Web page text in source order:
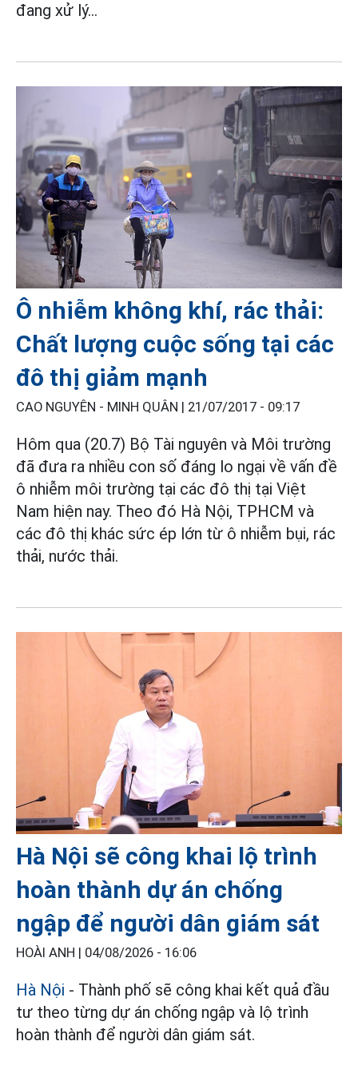
đang xử lý...
Ô nhiễm không khí, rác thải:
Chất lượng cuộc sống tại các
đô thị giảm mạnh
CAO NGUYÊN - MINH QUÂN | 21/07/2017 - 09:17
Hôm qua (20.7) Bộ Tài nguyên và Môi trường
đã đưa ra nhiều con số đáng lo ngại về vấn đề
ô nhiễm môi trường tại các đô thị tại Việt
Nam hiện nay. Theo đó Hà Nội, TPHCM và
các đô thị khác sức ép lớn từ ô nhiễm bụi, rác
thải, nước thải.
Hà Nội sẽ công khai lộ trình
hoàn thành dự án chống
ngập để người dân giám sát
HOÀI ANH | 04/08/2026 - 16:06
Hà Nội - Thành phố sẽ công khai kết quả đầu
tư theo từng dự án chống ngập và lộ trình
hoàn thành để người dân giám sát.